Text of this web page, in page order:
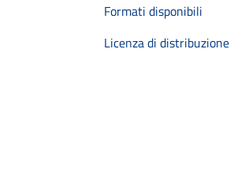
Formati disponibili
Licenza di distribuzione